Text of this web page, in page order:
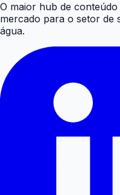
O maior hub de
mercado para o setor de
água.